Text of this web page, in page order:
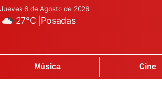
Jueves 6 de Agosto de 2026
27°C Posadas
Música Cine